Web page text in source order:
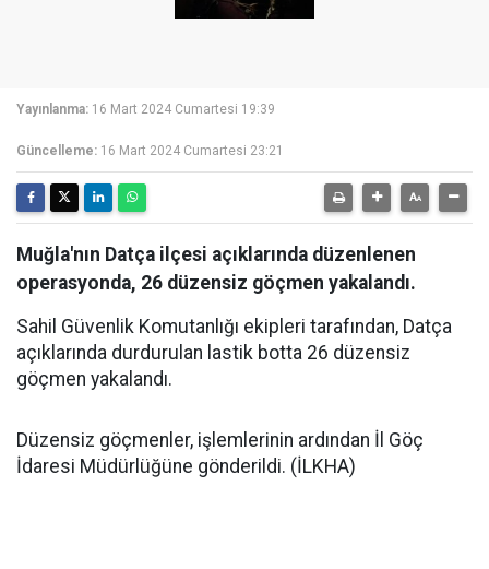
Yayınlanma: 16 Mart 2024 Cumartesi 19:39
Güncelleme: 16 Mart 2024 Cumartesi 23:21
Muğla'nın Datça ilçesi açıklarında düzenlenen
operasyonda, 26 düzensiz göçmen yakalandı.
Sahil Güvenlik Komutanlığı ekipleri tarafından, Datça
açıklarında durdurulan lastik botta 26 düzensiz
göçmen yakalandı.
Düzensiz göçmenler, işlemlerinin ardından İl Göç
İdaresi Müdürlüğüne gönderildi. (İLKHA)